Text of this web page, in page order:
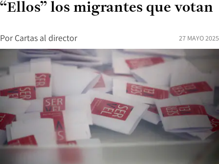
“Ellos” los migrantes que votan
Por Cartas al director 27 MAYO 2025